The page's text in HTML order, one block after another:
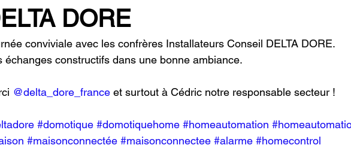
DORE
conviviale avec les confrères Installateurs Conseil DELTA DORE.
échanges constructifs dans une bonne ambiance.
@delta_dore_france et surtout à Cédric notre responsable secteur !
#domotique #domotiquehome #homeautomation
#maisonconnectée #maisonconnectee #alarme #homecontrol